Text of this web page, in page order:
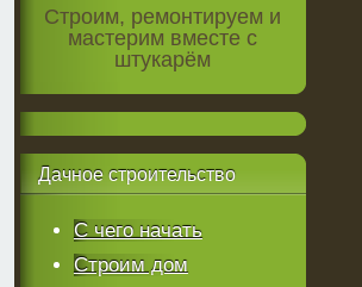
Строим, ремонтируем и
мастерим вместе с
штукарём
Дачноестроительство
С чего начать
Строим дом